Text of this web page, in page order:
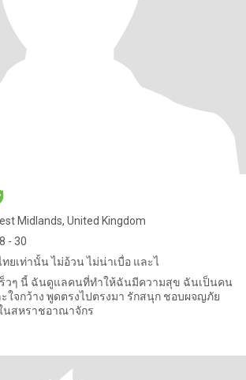
Midlands, United Kingdom
- 30
ยเท่านั้น ไม่อ้วน ไม่น่าเบื่อ และไ
สุข ฉันเป็นคน
ใจกว้าง พูดตรงไปตรงมา รักสนุก ชอบผจญภัย
นสหราชอาณาจักร